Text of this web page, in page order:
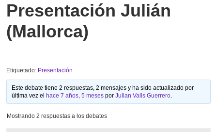
Presentación Julián
(Mallorca)
Etiquetado: Presentación
Este debate tiene 2 respuestas, 2 mensajes y ha sido actualizado por
última vez el
hace 7 años, 5 mesespor Julian Valls Guerrero.
Mostrando 2 respuestas a los debates